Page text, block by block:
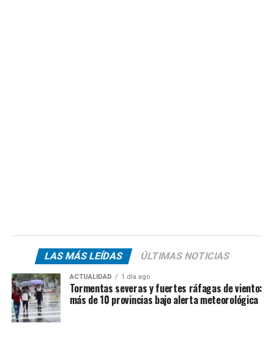
LAS MÁS LEÍDAS ÚLTIMAS NOTICIAS
ACTUALIDAD 1 día ago
Tormentas severas y fuertes ráfagas de viento:
más de 10 provincias bajo alerta meteorológica